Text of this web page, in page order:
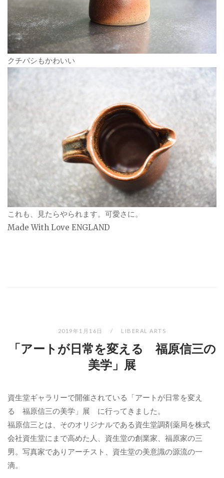
クチバシもかわいい
これも、見たらやられます。可愛さに。
Made With Love ENGLAND
2019年1月16日 LIBERAL ARTS
「アートが日常を変える 福原信三の
美学」展
資生堂ギャラリーで開催されている「アートが日常を変え
る 福原信三の美学」展 に行ってきました。
福原信三とは、そのオリジナルである資生堂調剤薬局を株式
会社資生堂にまで高めた人、資生堂の創業家、福原家の三
男。写真家でありアーチスト、資生堂の美意識の源流の一
滴。